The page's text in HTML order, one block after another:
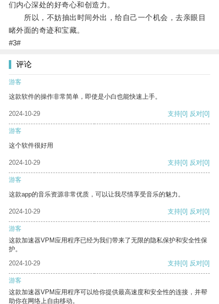
们内心深处的好奇心和创造力。
所以，不妨抽出时间外出，给自己一个机会，去亲眼目
睹外面的奇迹和宝藏。
#3#
评论
游客
这款软件的操作非常简单，即使是小白也能快速上手。
2024-10-29 支持[0] 反对[0]
游客
这个软件很好用
2024-10-29 支持[0] 反对[0]
游客
这款app的音乐资源非常优质，可以让我尽情享受音乐的魅力。
2024-10-29 支持[0] 反对[0]
游客
这款加速器VPM应用程序已经为我们带来了无限的隐私保护和安全性保
护。
2024-10-29
支持[0] 反对[0]
游客
这款加速器VPM应用程序可以给你提供最高速度和安全性的连接，并帮
助你在网络上自由移动。